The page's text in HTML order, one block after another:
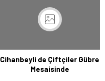
Cihanbeyli de Çiftçiler Gübre
Mesaisinde